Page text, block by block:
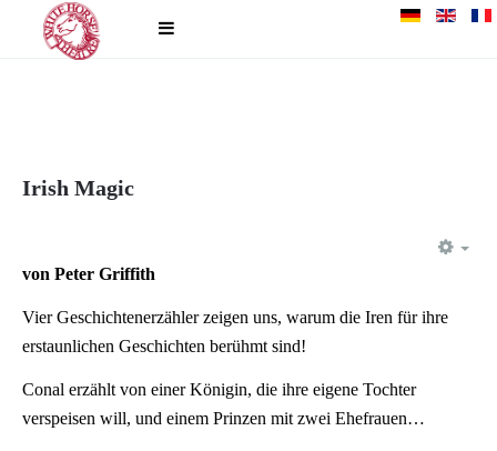
Irish Magic
von Peter Griffith
Vier Geschichtenerzähler zeigen uns, warum die Iren für ihre
erstaunlichen Geschichten berühmt sind!
Conal erzählt von einer Königin, die ihre eigene Tochter
verspeisen will, und einem Prinzen mit zwei Ehefrauen…